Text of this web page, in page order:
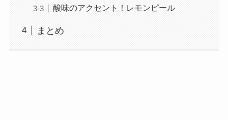
酸味のアクセント！レモンピール
まとめ